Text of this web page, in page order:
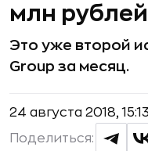
млн рублей
Это уже второй
Group за месяц.
24 августа 2018, 15:13
Поделиться: